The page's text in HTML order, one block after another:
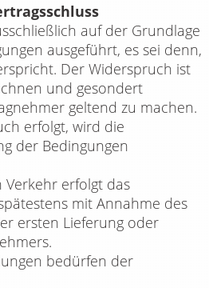
auf der Grundlage
ausgeführt, es sei denn,
Der Widerspruch ist
und gesondert
geltend zu machen.
erfolgt, wird die
der Bedingungen
Verkehr erfolgt das
mit Annahme des
ersten Lieferung oder
bedürfen der